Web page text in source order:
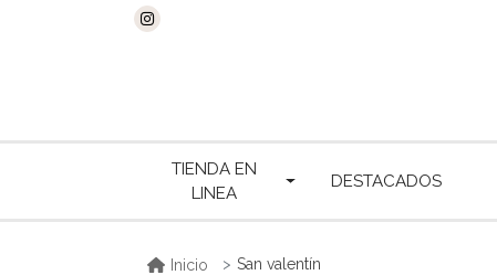
TIENDA EN
LINEA
DESTACADOS
Inicio San valentín